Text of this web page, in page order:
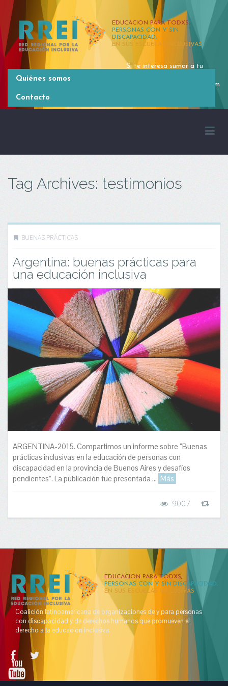
EDUCACION PARA TODXS,
PERSONAS CON Y SIN
DISCAPACIDAD,
EN SUS ESCUELAS INCLUSIVAS
Si te interesa sumar a tu
rrei.latinoamerica@gmail.com
Quiénes somos
Contacto
Tag Archives: testimonios
BUENAS PRÁCTICAS
Argentina: buenas prácticas para
una educación inclusiva
ARGENTINA-2015. Compartimos un informe sobre “Buenas
prácticas inclusivas en la educación de personas con
discapacidad en la provincia de Buenos Aires y desafíos
pendientes”. La publicación fue presentada ... Más
9007
EDUCACION PARA TODXS,
PERSONAS CON Y SIN DISCAPACIDAD,
EN SUS ESCUELAS INCLUSIVAS
Coalición latinoamericana de organizaciones de y para personas
con discapacidad y de derechos humanos que promueven el
derecho a la educación inclusiva.